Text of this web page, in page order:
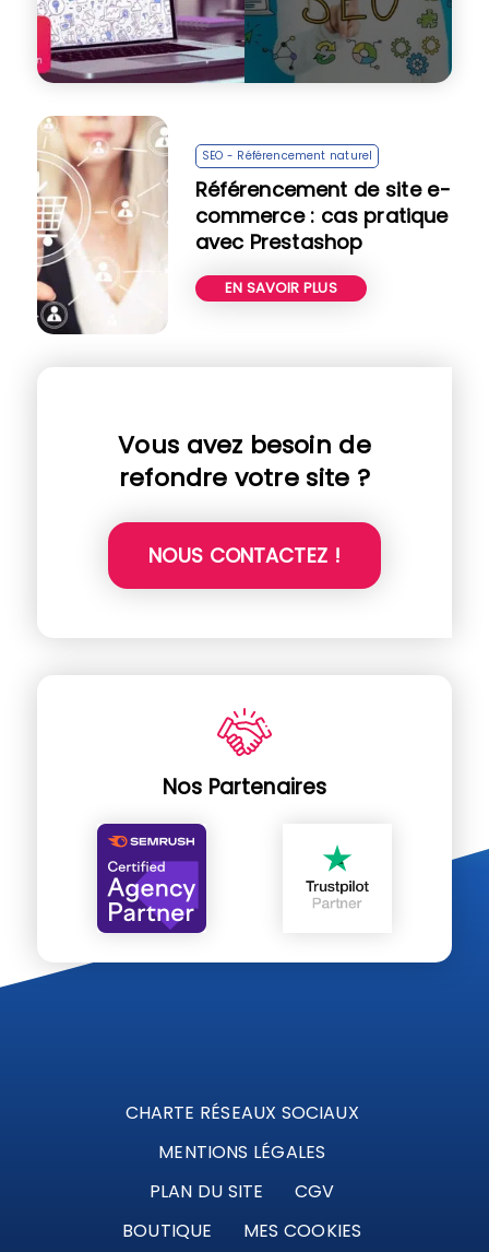
SEO - Référencement naturel
Référencement de site e-
commerce : cas pratique
avec Prestashop
EN SAVOIR PLUS
Vous avez besoin de
refondre votre site ?
NOUS CONTACTEZ !
Nos Partenaires
CHARTE RÉSEAUX SOCIAUX
MENTIONS LÉGALES
PLAN DU SITE
CGV
BOUTIQUE
MES COOKIES